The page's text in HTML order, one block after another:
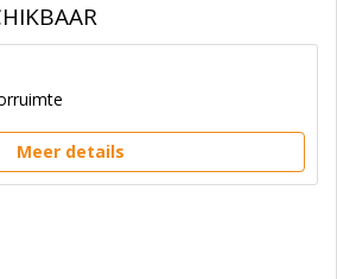
Meer details